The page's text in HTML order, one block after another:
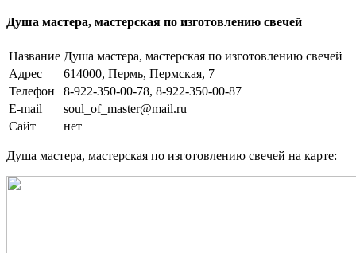
Душа мастера, мастерская по изготовлению свечей
Название Душа мастера, мастерская по изготовлению свечей
Адрес
614000, Пермь, Пермская, 7
Телефон
8-922-350-00-78, 8-922-350-00-87
E-mail
soul_of_master@mail.ru
Сайт
нет
Душа мастера, мастерская по изготовлению свечей на карте: